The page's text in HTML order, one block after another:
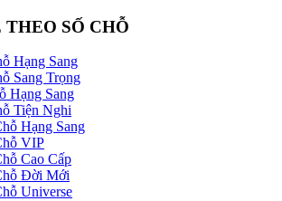
SỐ CHỖ
Hạng Sang
Sang Trọng
Hạng Sang
Tiện Nghi
Hạng Sang
VIP
Cao Cấp
Đời Mới
Universe